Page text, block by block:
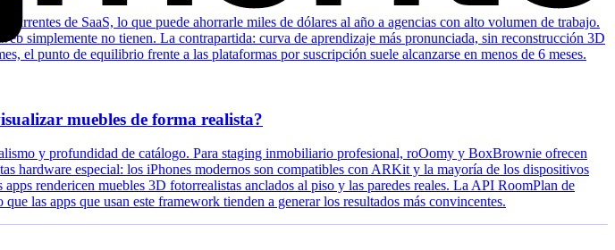
de SaaS, lo que puede ahorrarle miles de dólares al año a agencias con alto volumen de trabajo.
simplemente no tienen. La contrapartida: curva de aprendizaje más pronunciada, sin reconstrucción 3D
el punto de equilibrio frente a las plataformas por suscripción suele alcanzarse en menos de 6 meses.
muebles de forma realista?
y profundidad de catálogo. Para staging inmobiliario profesional, roOomy y BoxBrownie ofrecen
hardware especial: los iPhones modernos son compatibles con ARKit y la mayoría de los dispositivos
rendericen muebles 3D fotorrealistas anclados al piso y las paredes reales. La API RoomPlan de
las apps que usan este framework tienden a generar los resultados más convincentes.